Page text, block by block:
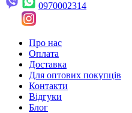
0970002314
Про нас
Оплата
Доставка
Для оптових покупців
Контакти
Відгуки
Блог